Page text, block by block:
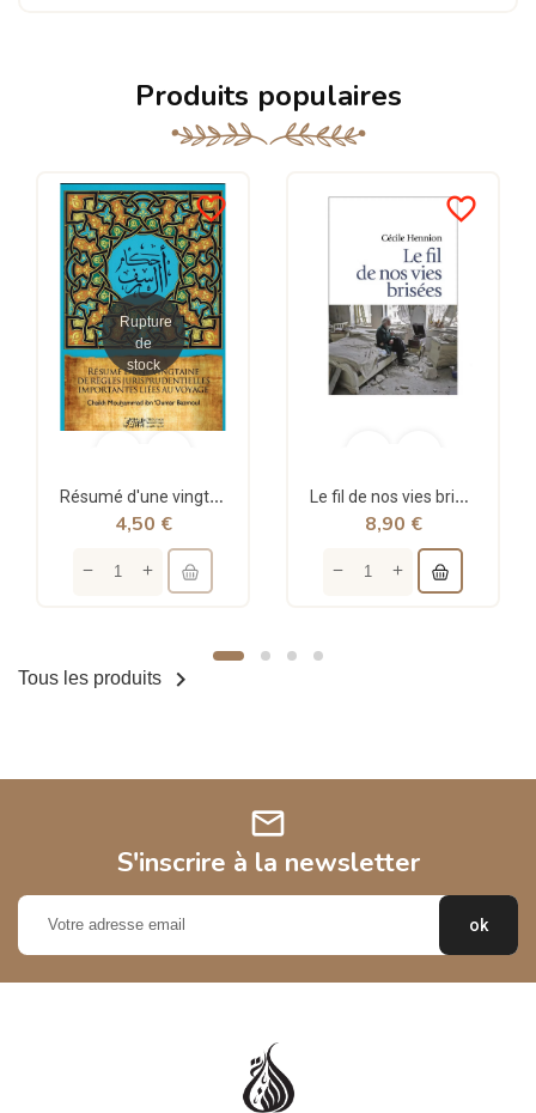
Produits populaires
favorite_border
Rupture
de
stock
Résumé d'une vingtaine de règles jurisprudentielles liées au voyage - Bazmoul - Héritage...
4,50 €
favorite_border
Le fil de nos vies brisées - poche - Cécile Hennion - Points
8,90 €
Tous les produits 
mail
S'inscrire à la newsletter